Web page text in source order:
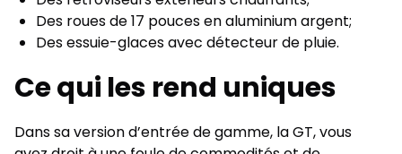
Des roues de 17 pouces en aluminium argent;
Des essuie-glaces avec détecteur de pluie.
Ce qui les rend uniques
Dans sa version d’entrée de gamme, la GT, vous